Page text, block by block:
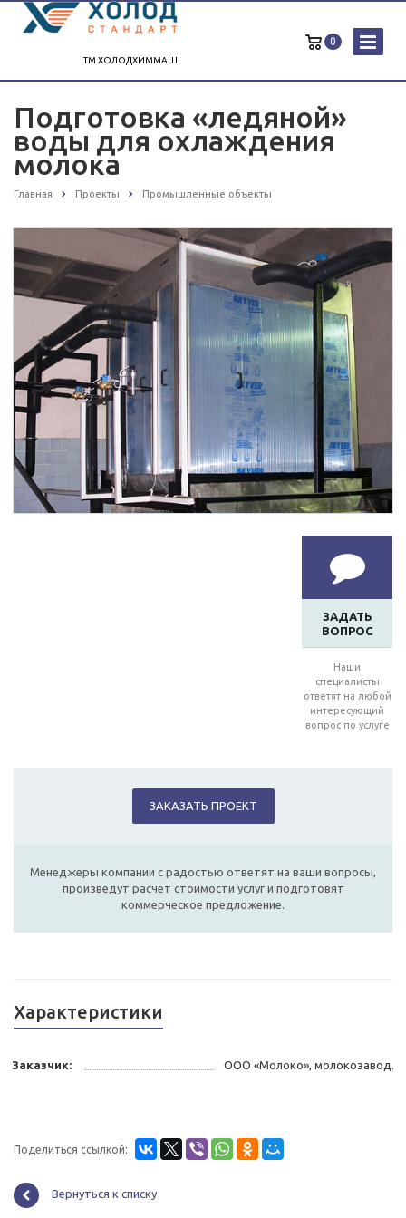
ТМ ХОЛОДХИММАШ
0
Подготовка «ледяной»
воды для охлаждения
молока
Главная Проекты Промышленные объекты
ЗАДАТЬ
ВОПРОС
Наши
специалисты
ответят на любой
интересующий
вопрос по услуге
ЗАКАЗАТЬ ПРОЕКТ
Менеджеры компании с радостью ответят на ваши вопросы,
произведут расчет стоимости услуг и подготовят
коммерческое предложение.
Характеристики
Заказчик: ООО «Молоко», молокозавод.
Поделиться ссылкой:
Вернуться к списку